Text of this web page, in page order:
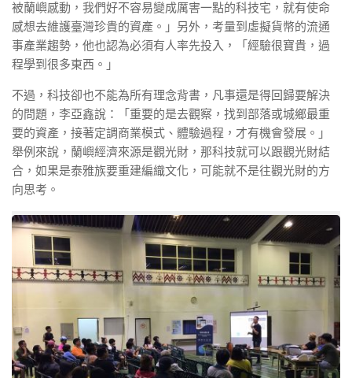
被蘭嶼感動，我們好不容易變成厲害一點的科技宅，就有使命
感想去維護臺灣珍貴的資產。」另外，考量到虛擬貨幣的流通
事產業趨勢，他也認為必須有人率先投入，「經驗很寶貴，過
程學到很多東西。」
不過，科技卻也不能為所有理念背書，凡事還是得回歸要解決
的問題，李亞鑫說：「重要的是去觀察，找到部落或城鄉最重
要的資產，接著定調商業模式、體驗過程，才有機會發展。」
舉例來說，蘭嶼經濟來源是觀光財，那科技就可以跟觀光財結
合，如果是泰雅族要重建編織文化，可能就不是往觀光財的方
向思考。